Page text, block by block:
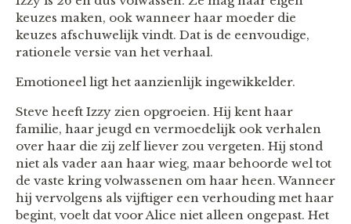
keuzes maken, ook wanneer haar moeder die
keuzes afschuwelijk vindt. Dat is de eenvoudige,
rationele versie van het verhaal.
Emotioneel ligt het aanzienlijk ingewikkelder.
Steve heeft Izzy zien opgroeien. Hij kent haar
familie, haar jeugd en vermoedelijk ook verhalen
over haar die zij zelf liever zou vergeten. Hij stond
niet als vader aan haar wieg, maar behoorde wel tot
de vaste kring volwassenen om haar heen. Wanneer
hij vervolgens als vijftiger een verhouding met haar
begint, voelt dat voor Alice niet alleen ongepast. Het